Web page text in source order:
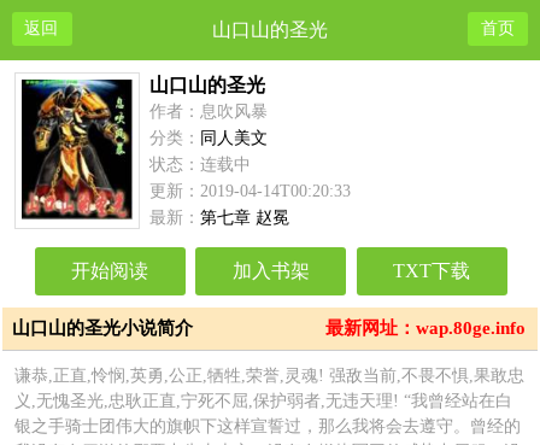
返回 山口山的圣光 首页
山口山的圣光
作者：息吹风暴
分类： 同人美文
状态：连载中
更新：2019-04-14T00:20:33
最新：第七章 赵冕
开始阅读 加入书架 TXT下载
最新网址：wap.80ge.info
山口山的圣光小说简介
谦恭,正直,怜悯,英勇,公正,牺牲,荣誉,灵魂! 强敌当前,不畏不惧,果敢忠
义,无愧圣光,忠耿正直,宁死不屈,保护弱者,无违天理! “我曾经站在白
银之手骑士团伟大的旗帜下这样宣誓过，那么我将会去遵守。曾经的